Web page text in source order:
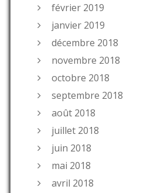
février 2019
janvier 2019
décembre 2018
novembre 2018
octobre 2018
septembre 2018
août 2018
juillet 2018
juin 2018
mai 2018
avril 2018